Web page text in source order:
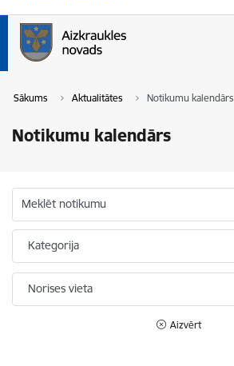
Sākums Aktualitātes Notikumu kalendārs
Notikumu kalendārs
Meklēt notikumu
Kategorija
Norises vieta
Aizvērt